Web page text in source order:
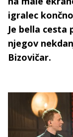
igralec
Je bella cesta
njegov
Bizovičar.